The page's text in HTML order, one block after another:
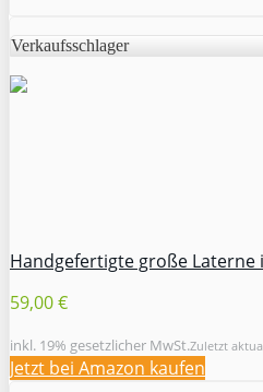
Verkaufsschlager
Handgefertigte große Laterne
59,00 €
inkl. 19% gesetzlicher MwSt.Zuletzt
Jetzt bei Amazon kaufen